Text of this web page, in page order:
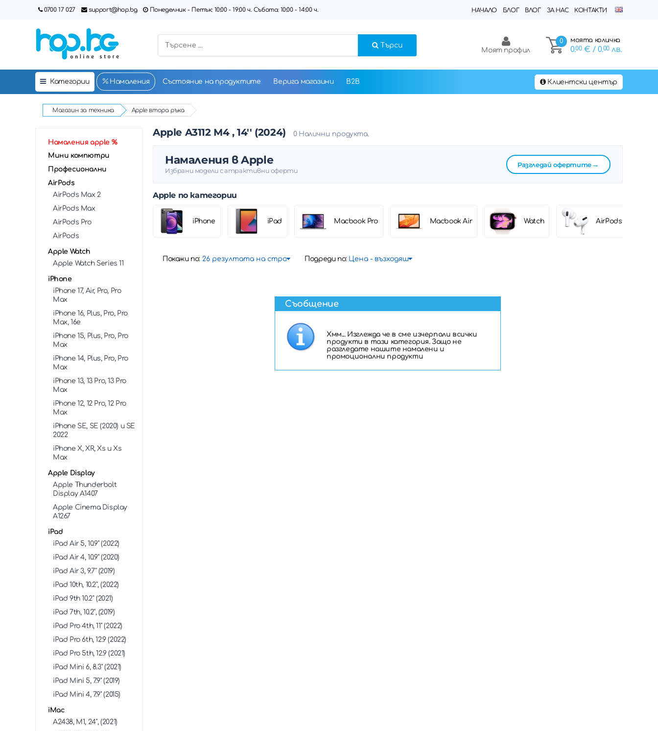
0700 17 027 support@hop.bg Понеделник - Петък: 10:00 - 19:00 ч. Събота: 10:00 - 14:00 ч. НАЧАЛО БЛОГ ВЛОГ ЗА НАС КОНТАКТИ
Търси
0 моята количка
0.00€ / 0.00лв.
Моят профил
Категории Намаления Състояние на продуктите Верига магазини B2B Клиентски център
Магазин за техника Apple втора ръка
Намаления apple %
Мини компютри
Професионални
AirPods
AirPods Max 2
AirPods Max
AirPods Pro
AirPods
Apple Watch
Apple Watch Series 11
iPhone
iPhone 17, Air, Pro, Pro
Max
iPhone 16, Plus, Pro, Pro
Max, 16e
iPhone 15, Plus, Pro, Pro
Max
iPhone 14, Plus, Pro, Pro
Max
iPhone 13, 13 Pro, 13 Pro
Max
iPhone 12, 12 Pro, 12 Pro
Max
iPhone SE, SE (2020) и SE
2022
iPhone X, XR, Xs и Xs
Max
Apple Display
Apple Thunderbolt
Display A1407
Apple Cinema Display
A1267
iPad
iPad Air 5, 10.9'' (2022)
iPad Air 4, 10.9'' (2020)
iPad Air 3, 9.7'' (2019)
iPad 10th, 10.2'', (2022)
iPad 9th 10.2" (2021)
iPad 7th, 10.2'', (2019)
iPad Pro 4th, 11'' (2022)
iPad Pro 6th, 12.9 (2022)
iPad Pro 5th, 12.9 (2021)
iPad Mini 6, 8.3'' (2021)
iPad Mini 5, 7.9'' (2019)
iPad Mini 4, 7.9'' (2015)
iMac
А2438, M1, 24'', (2021)
Apple A3112 М4 , 14'' (2024) 0 Налични продукта.
Намаления в Apple
Избрани модели с атрактивни оферти
Разгледай офертите→
Apple по категории
iPhone iPad Macbook Pro Macbook Air Watch AirPods
Покажи по: Подреди по:
Съобщение
Хмм... Изглежда че в сме изчерпали всички
продукти в тази категория. Защо не
разгледате нашите намалени и
промоционални продукти